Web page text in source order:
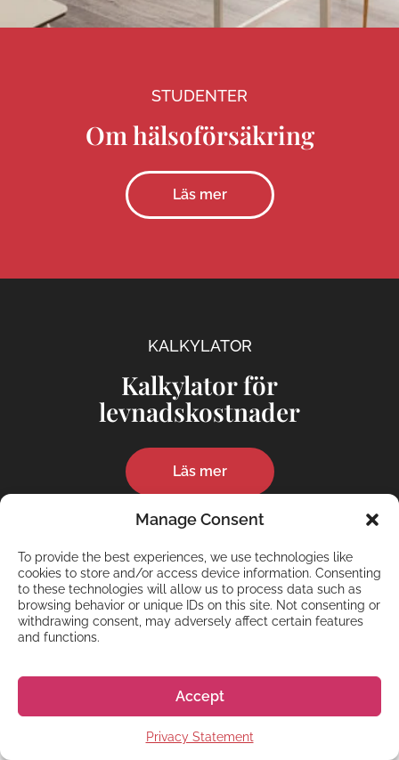
Manage Consent
To provide the best experiences, we use technologies like
cookies to store and/or access device information. Consenting
to these technologies will allow us to process data such as
browsing behavior or unique IDs on this site. Not consenting or
withdrawing consent, may adversely affect certain features
and functions.
Accept
Privacy Statement
STUDENTER
Om hälsoförsäkring
Läs mer
KALKYLATOR
Kalkylator för
levnadskostnader
Läs mer
GET STARTED
Kom igång med din
ansökan redan nu!